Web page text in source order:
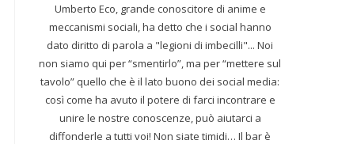
Umberto Eco, grande conoscitore di anime e
meccanismi sociali, ha detto che i social hanno
dato diritto di parola a "legioni di imbecilli"... Noi
non siamo qui per “smentirlo”, ma per “mettere sul
tavolo” quello che è il lato buono dei social media:
così come ha avuto il potere di farci incontrare e
unire le nostre conoscenze, può aiutarci a
diffonderle a tutti voi! Non siate timidi… Il bar è